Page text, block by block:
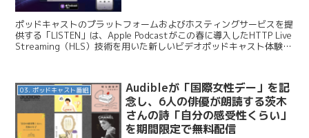
ポッドキャストのプラットフォームおよびホスティングサービスを提
供する「LISTEN」は、Apple Podcastがこの春に導入したHTTP Live
Streaming（HLS）技術を用いた新しいビデオポッドキャスト体験
03. ポッドキャスト番組
Audibleが「国際女性デー」を記
念し、6人の俳優が朗読する茨木
さんの詩「自分の感受性くらい」
を期間限定で無料配信